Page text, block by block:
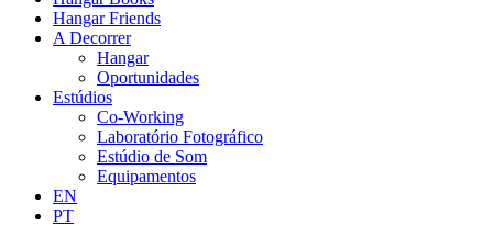
Hangar Friends
A Decorrer
Hangar
Oportunidades
Estúdios
Co-Working
Laboratório Fotográfico
Estúdio de Som
Equipamentos
EN
PT